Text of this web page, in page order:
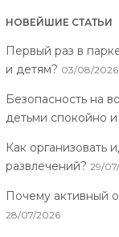
НОВЕЙШИЕ СТАТЬИ
Первый раз в
и детям? 03/08/2026
Безопасность на
детьми спокойно
Как организовать
развлечений? 29/
Почему активный
28/07/2026